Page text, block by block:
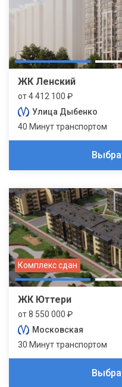
ЖК Ленский
от 4 412 100 ₽
Улица Дыбенко
40 Минут транспортом
Комплекс сдан
ЖК Юттери
от 8 550 000 ₽
Московская
30 Минут транспортом